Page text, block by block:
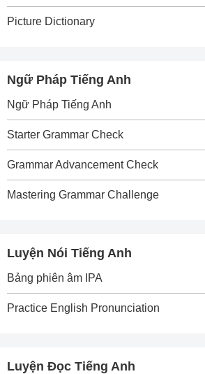
Picture Dictionary
Ngữ Pháp Tiếng Anh
Ngữ Pháp Tiếng Anh
Starter Grammar Check
Grammar Advancement Check
Mastering Grammar Challenge
Luyện Nói Tiếng Anh
Bảng phiên âm IPA
Practice English Pronunciation
Luyện Đọc Tiếng Anh